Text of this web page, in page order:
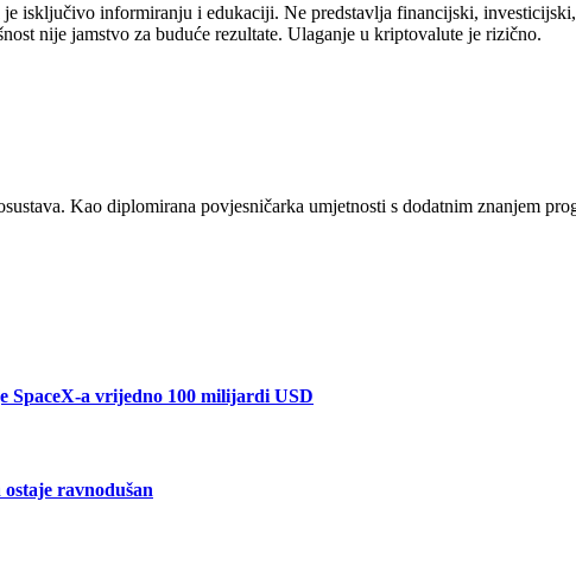
je isključivo informiranju i edukaciji. Ne predstavlja financijski,
nije jamstvo za buduće rezultate. Ulaganje u kriptovalute je rizično.
Kao diplomirana povjesničarka umjetnosti s dodatnim znanjem
SpaceX-a vrijedno 100 milijardi USD
ravnodušan